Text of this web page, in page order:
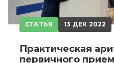
СТАТЬЯ 13 ДЕК 2022
Практическая
первичного